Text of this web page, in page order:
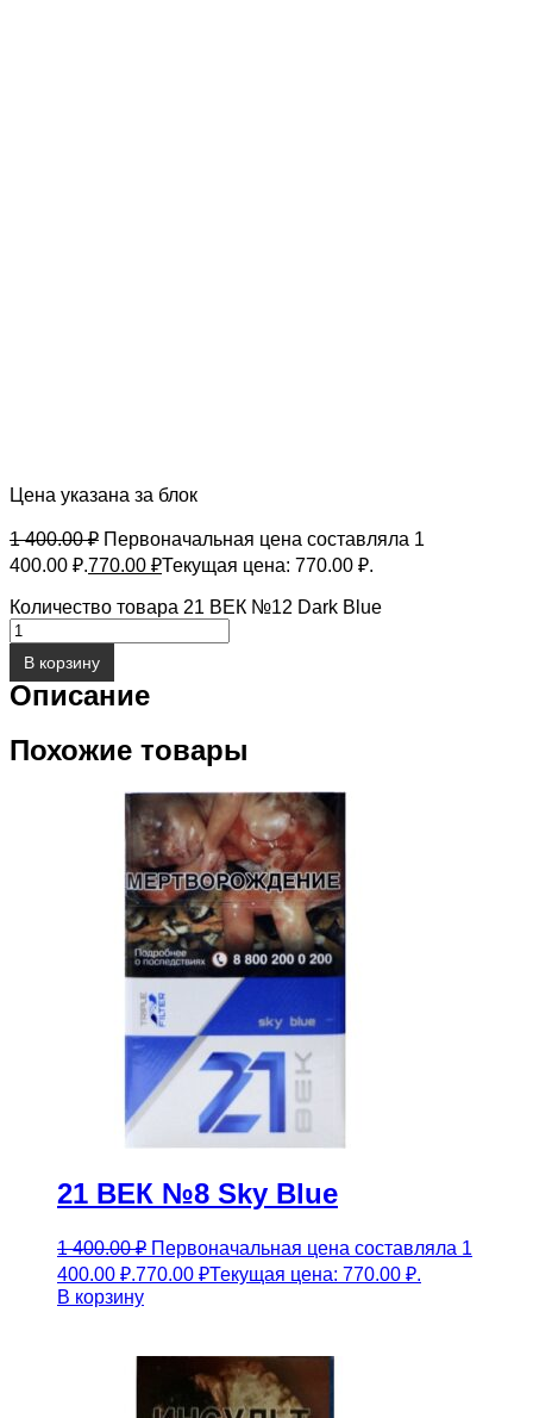
Цена указана за блок
1 400.00₽ Первоначальная цена составляла 1
400.00 ₽.770.00 ₽Текущая цена: 770.00 ₽.
Количество товара 21 ВЕК №12 Dark Blue
В корзину
Описание
Похожие товары
21 ВЕК №8 Sky Blue
1 400.00₽ Первоначальная цена составляла 1
400.00 ₽.770.00 ₽Текущая цена: 770.00 ₽.
В корзину